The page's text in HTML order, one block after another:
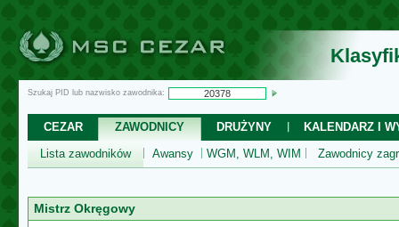
Szukaj PID lub nazwisko zawodnika:
CEZAR ZAWODNICY DRUŻYNY
KALENDARZ I
Lista zawodników
Awansy WGM, WLM, WIM Zawodnicy
Mistrz Okręgowy